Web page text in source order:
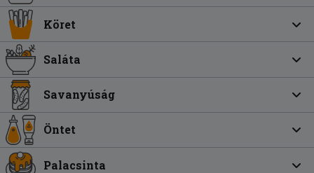
Köret
Saláta
Savanyúság
Öntet
Palacsinta